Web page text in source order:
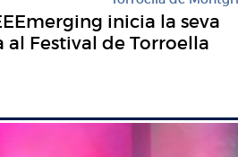
inicia la seva
al Festival de Torroella